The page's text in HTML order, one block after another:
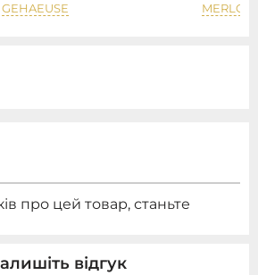
GEHAEUSE MERLO
про цей товар, станьте
відгук